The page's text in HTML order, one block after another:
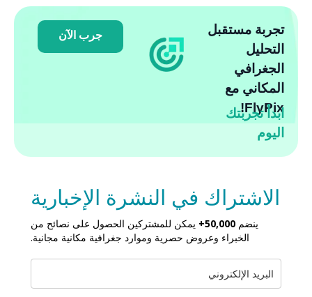
تجربة مستقبل
التحليل
الجغرافي
المكاني مع
FlyPix!
ابدأ تجربتك
اليوم
جرب الآن
الاشتراك في النشرة الإخبارية
ينضم 50,000+
يمكن للمشتركين الحصول على نصائح من
الخبراء وعروض حصرية وموارد جغرافية مكانية مجانية.